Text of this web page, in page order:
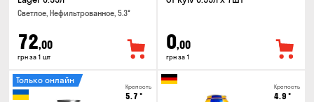
Светлое, Нефильтрованное, 5.3°
72,00
грн за 1 шт
0,00
грн за 1
Крепость
5.7 °
Только онлайн
Крепость
4.9 °